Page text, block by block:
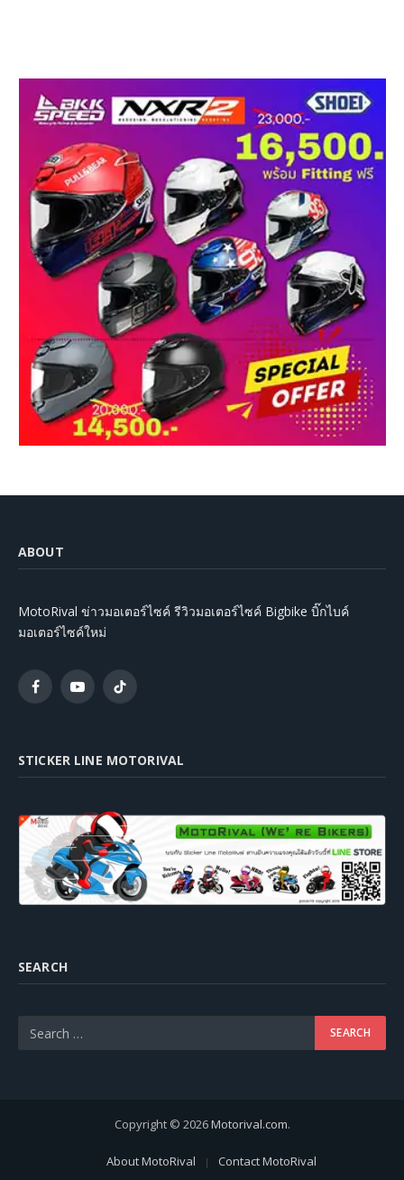
ABOUT
MotoRival ข่าวมอเตอร์ไซค์ รีวิวมอเตอร์ไซค์ Bigbike บิ๊กไบค์
มอเตอร์ไซค์ใหม่
FacebookYouTubeTikTok
STICKER LINE MOTORIVAL
SEARCH
Copyright © 2026Motorival.com.
About MotoRival Contact MotoRival